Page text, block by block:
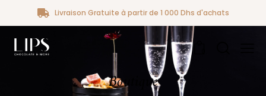
Livraison Gratuite à partir de 1 000 Dhs d'achats
Boutique